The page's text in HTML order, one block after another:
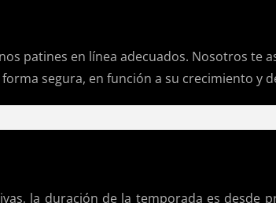
patines en línea adecuados. Nosotros te
segura, en función a su crecimiento y
la duración de la temporada es desde